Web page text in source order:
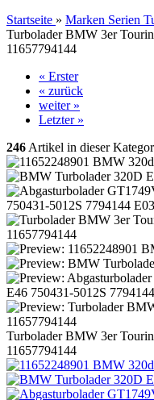
Startseite » Marken Serien
Turbolader BMW 3er
11657794144
« Erster
« zurück
weiter »
Letzter »
246 Artikel in dieser
Turbolader BMW 3er
11657794144